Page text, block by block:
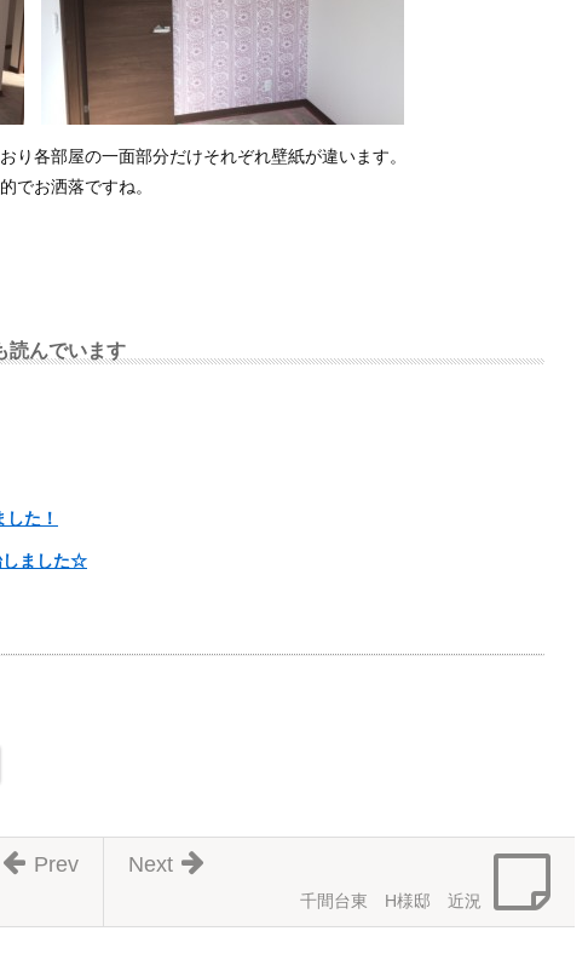
り各部屋の一面部分だけそれぞれ壁紙が違います。
でお洒落ですね。
読んでいます
た！
ました☆
千間台東 H様邸 近況
Next
Prev